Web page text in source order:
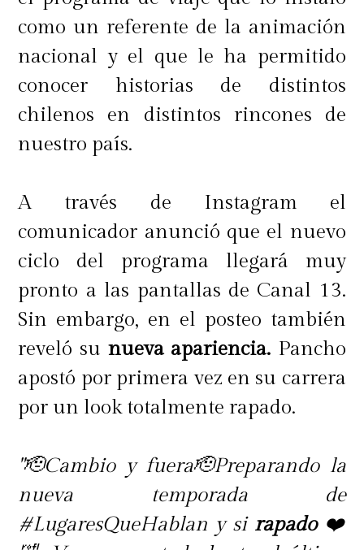
como un referente de la animación
nacional y el que le ha permitido
conocer historias de distintos
chilenos en distintos rincones de
nuestro país.
A través de Instagram el
comunicador anunció que el nuevo
ciclo del programa llegará muy
pronto a las pantallas de Canal 13.
Sin embargo, en el posteo también
reveló su nueva apariencia. Pancho
apostó por primera vez en su carrera
por un look totalmente rapado.
"🫡Cambio y fuera🫡Preparando la
nueva temporada de
#LugaresQueHablan y si rapado❤️